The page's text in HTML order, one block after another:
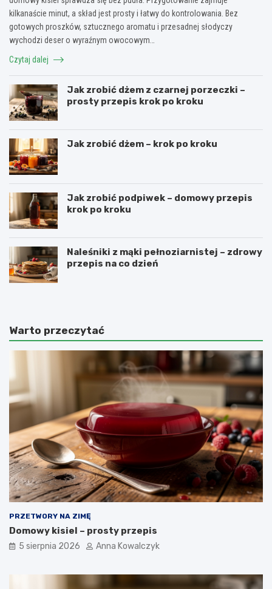
kilkanaście minut, a skład jest prosty i łatwy do kontrolowania. Bez
gotowych proszków, sztucznego aromatu i przesadnej słodyczy
wychodzi deser o wyraźnym owocowym…
Czytaj dalej
Jak zrobić dżem z czarnej porzeczki –
prosty przepis krok po kroku
Jak zrobić dżem – krok po kroku
Jak zrobić podpiwek – domowy przepis
krok po kroku
Naleśniki z mąki pełnoziarnistej – zdrowy
przepis na co dzień
Warto przeczytać
PRZETWORY NA ZIMĘ
Domowy kisiel – prosty przepis
5 sierpnia 2026 Anna Kowalczyk